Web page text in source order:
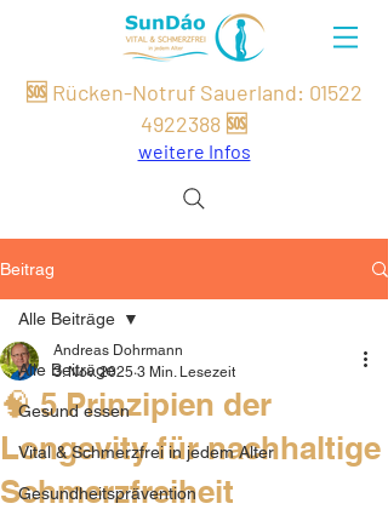
🆘 Rücken-Notruf Sauerland: 01522
4922388 🆘
weitere Infos
Beitrag
Alle Beiträge
Gesund essen
Vital & Schmerzfrei in jedem Alter
Gesundheitsprävention
Alle Beiträge
🧠 5 Prinzipien der
Longevity für nachhaltige
Schmerzfreiheit
Andreas Dohrmann
3. Nov. 2025 3 Min. Lesezeit